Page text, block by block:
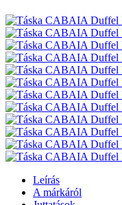
Leírás
A márkáról